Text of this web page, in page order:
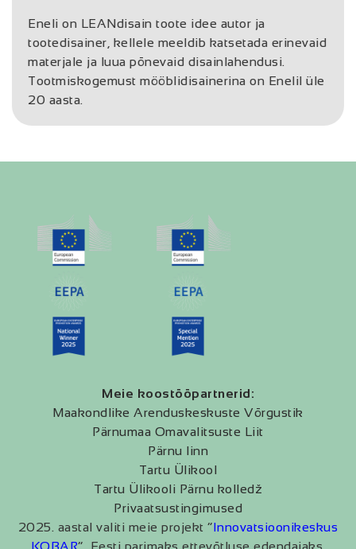
Eneli on LEANdisain toote idee autor ja
tootedisainer, kellele meeldib katsetada erinevaid
materjale ja luua põnevaid disainlahendusi.
Tootmiskogemust mööblidisainerina on Enelil üle
20 aasta.
Meie koostööpartnerid:
Maakondlike Arenduskeskuste Võrgustik
Pärnumaa Omavalitsuste Liit
Pärnu linn
Tartu Ülikool
Tartu Ülikooli Pärnu kolledž
Privaatsustingimused
2025. aastal valiti meie projekt “Innovatsioonikeskus
KOBAR” Eesti parimaks ettevõtluse edendajaks.